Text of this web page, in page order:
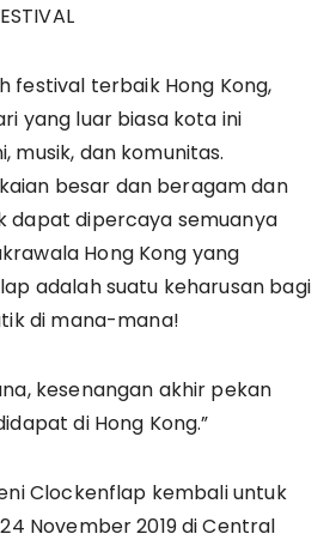
festival terbaik Hong Kong,
yang luar biasa kota ini
musik, dan komunitas.
besar dan beragam dan
dapat dipercaya semuanya
Hong Kong yang
adalah suatu keharusan bagi
di mana-mana!
kesenangan akhir pekan
di Hong Kong.”
Clockenflap kembali untuk
November 2019 di Central